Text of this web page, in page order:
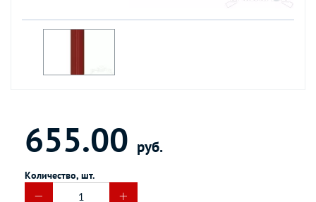
655.00 руб.
Количество, шт.